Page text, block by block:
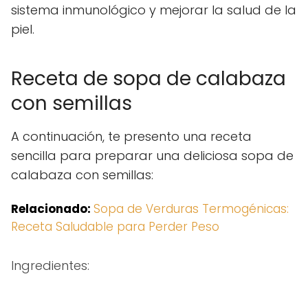
sistema inmunológico y mejorar la salud de la
piel.
Receta de sopa de calabaza
con semillas
A continuación, te presento una receta
sencilla para preparar una deliciosa sopa de
calabaza con semillas:
Relacionado: Sopa de Verduras Termogénicas:
Receta Saludable para Perder Peso
Ingredientes: